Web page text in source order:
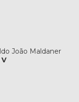
João Maldaner